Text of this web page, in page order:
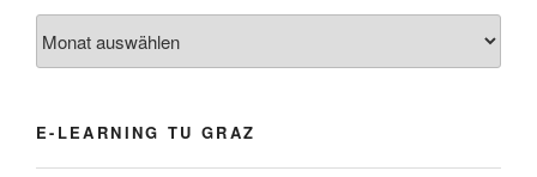
E-LEARNING TU GRAZ